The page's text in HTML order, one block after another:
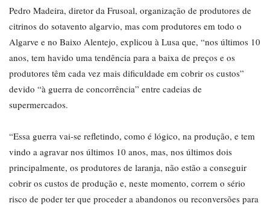
Pedro Madeira, diretor da Frusoal, organização de produtores de
citrinos do sotavento algarvio, mas com produtores em todo o
Algarve e no Baixo Alentejo, explicou à Lusa que, “nos últimos 10
anos, tem havido uma tendência para a baixa de preços e os
produtores têm cada vez mais dificuldade em cobrir os custos”
devido “à guerra de concorrência” entre cadeias de
supermercados.
“Essa guerra vai-se refletindo, como é lógico, na produção, e tem
vindo a agravar nos últimos 10 anos, mas, nos últimos dois
principalmente, os produtores de laranja, não estão a conseguir
cobrir os custos de produção e, neste momento, correm o sério
risco de poder ter que proceder a abandonos ou reconversões para